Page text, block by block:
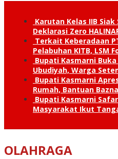
Karutan Kelas IIB
Deklarasi Zero
Terkait Keberadaan
Pelabuhan KITB, LSM
Bupati Kasmarni
Ubudiyah, Warga
Bupati Kasmarni
Rumah, Bantuan
Bupati Kasmarni
Masyarakat Ikut
OLAHRAGA